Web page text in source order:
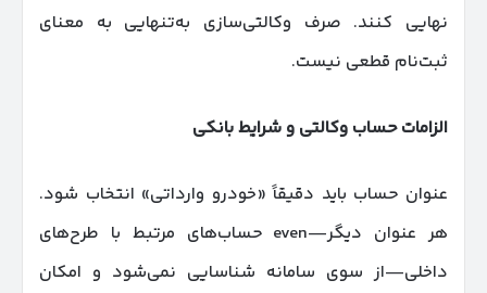
نهایی کنند. صرف وکالتی‌سازی به‌تنهایی به معنای
ثبت‌نام قطعی نیست.
الزامات حساب وکالتی و شرایط بانکی
عنوان حساب باید دقیقاً «خودرو وارداتی» انتخاب شود.
هر عنوان دیگر—even حساب‌های مرتبط با طرح‌های
داخلی—از سوی سامانه شناسایی نمی‌شود و امکان